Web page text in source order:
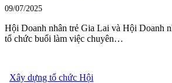
09/07/2025
Hội Doanh nhân trẻ Gia Lai và Hội Doanh
tổ chức buổi làm việc chuyên…
Xây dựng tổ chức Hội